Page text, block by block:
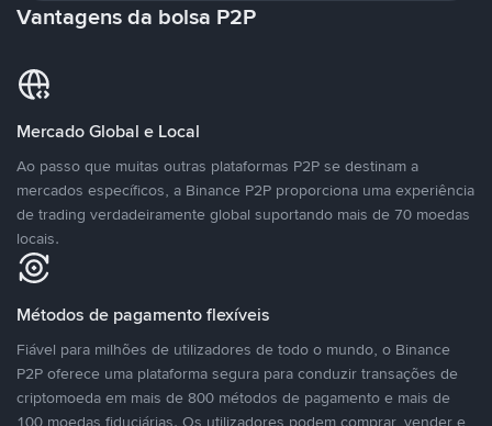
Vantagens da bolsa P2P
Mercado Global e Local
Ao passo que muitas outras plataformas P2P se destinam a
mercados específicos, a Binance P2P proporciona uma experiência
de trading verdadeiramente global suportando mais de 70 moedas
locais.
Métodos de pagamento flexíveis
Fiável para milhões de utilizadores de todo o mundo, o Binance
P2P oferece uma plataforma segura para conduzir transações de
criptomoeda em mais de 800 métodos de pagamento e mais de
100 moedas fiduciárias. Os utilizadores podem comprar, vender e